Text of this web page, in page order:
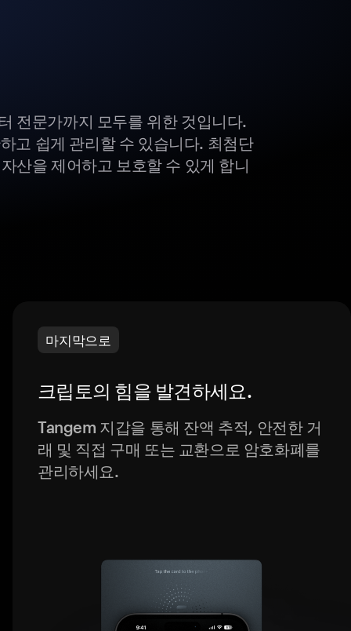
전문가까지 모두를 위한 것입니다.
고 쉽게 관리할 수 있습니다. 최첨단
산을 제어하고 보호할 수 있게 합니
마지막으로
크립토의 힘을 발견하세요.
Tangem 지갑을 통해 잔액 추적, 안전한 거
래 및 직접 구매 또는 교환으로 암호화폐를
관리하세요.